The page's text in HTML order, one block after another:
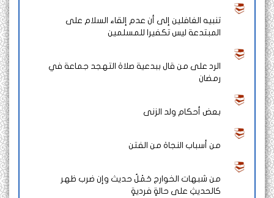
تنبيه الغافلين إلى أن عدم إلقاء السلام على
المبتدعة ليس تكفيرا للمسلمين
الرد على من قال ببدعية صلاة التهجد جماعة في
رمضان
بعض أحكام ولد الزنى
من أسباب النجاة من الفتن
من شبهات الخوارج حَمْلُ حديث وإن ضرب ظهر
كالحديثِ على حالةٍ فرديةٍ